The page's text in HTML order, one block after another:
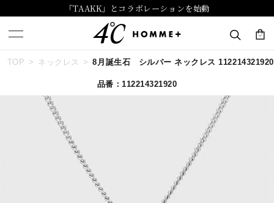
「TAAKK」とコラボレーションを始動
キーワードで検索する
人気検索キーワード
#エタニティ
TOP ネックレス 8月誕生石 シルバー ネックレス 112214321920
品番：112214321920